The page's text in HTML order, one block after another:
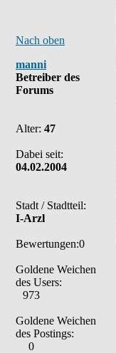
Nach oben
manni
Betreiber des
Forums
Alter: 47
Dabei seit:
04.02.2004
Stadt / Stadtteil:
I-Arzl
Bewertungen:0
Goldene Weichen
des Users:
973
Goldene Weichen
des Postings:
0